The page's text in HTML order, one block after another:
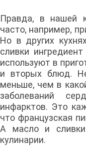
Правда, в нашей
часто, например,
Но в других
сливки
используют в
и вторых блюд.
меньше, чем в
заболеваний
инфарктов. Это
что французская
А масло и
кулинарии.